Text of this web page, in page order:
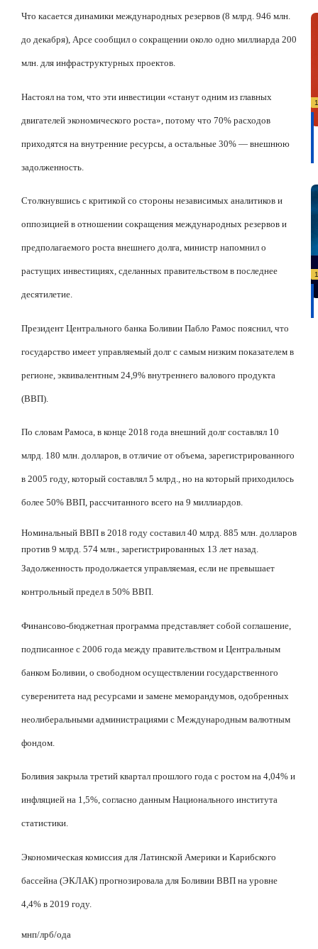
Что касается динамики международных резервов (8 млрд. 946 млн.
до декабря), Арсе сообщил о сокращении около одно миллиарда 200
млн. для инфраструктурных проектов.
Настоял на том, что эти инвестиции «станут одним из главных
двигателей экономического роста», потому что 70% расходов
приходятся на внутренние ресурсы, а остальные 30% — внешнюю
задолженность.
Столкнувшись с критикой со стороны независимых аналитиков и
оппозицией в отношении сокращения международных резервов и
предполагаемого роста внешнего долга, министр напомнил о
растущих инвестициях, сделанных правительством в последнее
десятилетие.
Президент Центрального банка Боливии Пабло Рамос пояснил, что
государство имеет управляемый долг с самым низким показателем в
регионе, эквивалентным 24,9% внутреннего валового продукта
(ВВП).
По словам Рамоса, в конце 2018 года внешний долг составлял 10
млрд. 180 млн. долларов, в отличие от объема, зарегистрированного
в 2005 году, который составлял 5 млрд., но на который приходилось
более 50% ВВП, рассчитанного всего на 9 миллиардов.
Номинальный ВВП в 2018 году составил 40 млрд. 885 млн. долларов
против 9 млрд. 574 млн., зарегистрированных 13 лет назад.
Задолженность продолжается управляемая, если не превышает
контрольный предел в 50% ВВП.
Финансово-бюджетная программа представляет собой соглашение,
подписанное с 2006 года между правительством и Центральным
банком Боливии, о свободном осуществлении государственного
суверенитета над ресурсами и замене меморандумов, одобренных
неолиберальными администрациями с Международным валютным
фондом.
Боливия закрыла третий квартал прошлого года с ростом на 4,04% и
инфляцией на 1,5%, согласно данным Национального института
статистики.
Экономическая комиссия для Латинской Америки и Карибского
бассейна (ЭКЛАК) прогнозировала для Боливии ВВП на уровне
4,4% в 2019 году.
мнп/лрб/ода